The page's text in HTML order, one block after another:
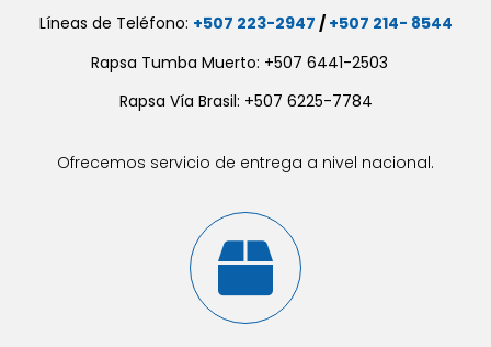
Líneas de Teléfono: +507 223-2947 / +507 214- 8544
Rapsa Tumba Muerto: +507 6441-2503
Rapsa Vía Brasil: +507 6225-7784
Ofrecemos servicio de entrega a nivel nacional.